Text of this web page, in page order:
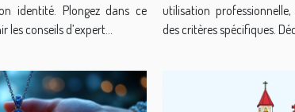
identité. Plongez dans ce
conseils d’expert...
utilisation
des critères spécifiques.